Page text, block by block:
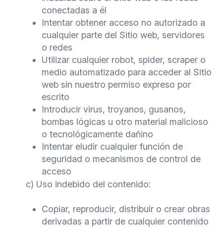
conectadas a él
Intentar obtener acceso no autorizado a
cualquier parte del Sitio web, servidores
o redes
Utilizar cualquier robot, spider, scraper o
medio automatizado para acceder al Sitio
web sin nuestro permiso expreso por
escrito
Introducir virus, troyanos, gusanos,
bombas lógicas u otro material malicioso
o tecnológicamente dañino
Intentar eludir cualquier función de
seguridad o mecanismos de control de
acceso
c) Uso indebido del contenido:
Copiar, reproducir, distribuir o crear obras
derivadas a partir de cualquier contenido